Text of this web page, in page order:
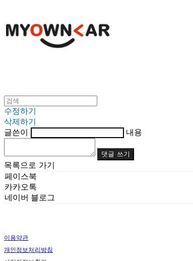
수정하기
삭제하기
글쓴이
내용
댓글 쓰기
목록으로 가기
페이스북
카카오톡
네이버 블로그
이용약관
개인정보처리방침